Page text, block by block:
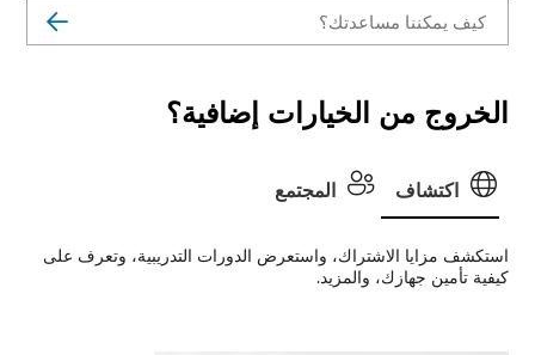
الخروج من الخيارات إضافية؟
اكتشاف المجتمع
استكشف مزايا الاشتراك، واستعرض الدورات التدريبية، وتعرف على
كيفية تأمين جهازك، والمزيد.